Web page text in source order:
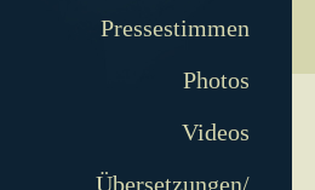
Pressestimmen
Photos
Videos
Übersetzungen/